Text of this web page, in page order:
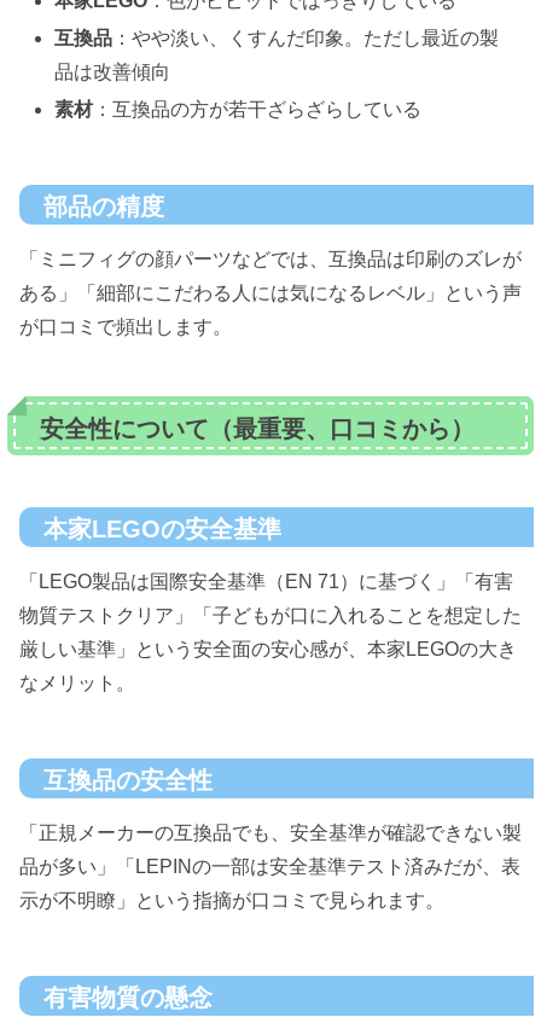
互換品 ：やや淡い、くすんだ印象。ただし最近の製
品は改善傾向
素材：互換品の方が若干ざらざらしている
部品の精度
「ミニフィグの顔パーツなどでは、互換品は印刷のズレが
ある」「細部にこだわる人には気になるレベル」という声
が口コミで頻出します。
安全性について（最重要、口コミから）
本家LEGOの安全基準
「LEGO製品は国際安全基準（EN 71）に基づく」「有害
物質テストクリア」「子どもが口に入れることを想定した
厳しい基準」という安全面の安心感が、本家LEGOの大き
なメリット。
互換品の安全性
「正規メーカーの互換品でも、安全基準が確認できない製
品が多い」「LEPINの一部は安全基準テスト済みだが、表
示が不明瞭」という指摘が口コミで見られます。
有害物質の懸念